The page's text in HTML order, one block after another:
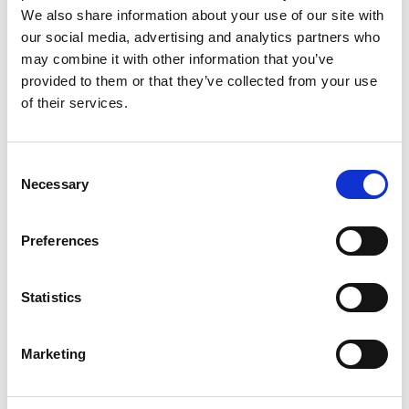
We also share information about your use of our site with
our social media, advertising and analytics partners who
may combine it with other information that you’ve
provided to them or that they’ve collected from your use
of their services.
Selection
Necessary
Preferences
Statistics
Marketing
interassi di progetto (maglia 5x5 cm).
L’accoppiamento della pellicola a caldo produce un
materiale omogeneo, dalle eccellenti caratteristiche di:
opera
Plan Floor è dotato di incastri perimetrali maschio-femmina
che, uniti alle caratteristiche della pellicola superficiale,
rendono lo strato isolante impermeabile ed evitano l’onere
della copertura dei pannelli con fogli di protezione in
Il pannello Plan Floor viene impiegato come strato di